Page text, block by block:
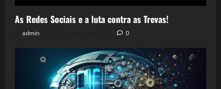
As Redes Sociais e a luta contra as Trevas!
admin 0